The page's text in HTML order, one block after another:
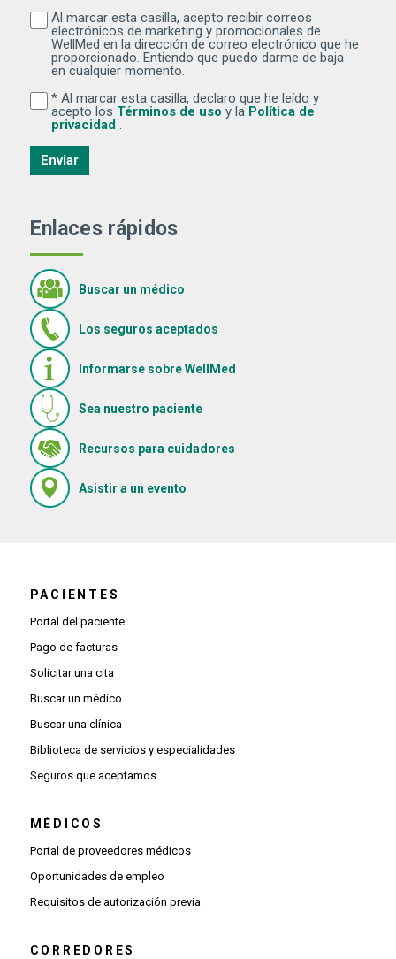
Al marcar esta casilla, acepto recibir correos
Al marcar esta casilla, acepto recibir correos
electrónicos de marketing y promocionales de
WellMed en la dirección de correo electrónico que he
proporcionado. Entiendo que puedo darme de baja
en cualquier momento.
Al marcar esta casilla, declaro que he leído y acepto
* Al marcar esta casilla, declaro que he leído y
acepto los Términos de uso (Se abre una ventana
y la Política de
privacidad .
Enviar
Enlaces rápidos
Buscar un médico
Los seguros aceptados
Informarse sobre WellMed
Sea nuestro paciente
Recursos para cuidadores(Se abre en una ventana
Asistir a un evento(Se abre en una ventana nueva)
PACIENTES
Portal del paciente
Pago de facturas
Solicitar una cita
Buscar un médico
Buscar una clínica
Biblioteca de servicios y especialidades
Seguros que aceptamos
MÉDICOS
Portal de proveedores médicos(Se abre una ventana nueva)
Oportunidades de empleo(Se abre una ventana nueva)
Requisitos de autorización previa(Se abre una ventana nueva)
CORREDORES